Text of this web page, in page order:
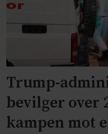
Trump-
bevilger
kampen mot